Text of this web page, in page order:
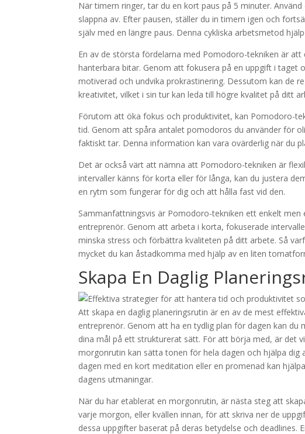
När timern ringer, tar du en kort paus på 5 minuter.
slappna av. Efter pausen, ställer du in timern igen och
själv med en längre paus. Denna cykliska arbetsmetod
En av de största fördelarna med Pomodoro-tekniken är
hanterbara bitar. Genom att fokusera på en uppgift i taget
motiverad och undvika prokrastinering. Dessutom kan de
kreativitet, vilket i sin tur kan leda till högre kvalitet på ditt
Förutom att öka fokus och produktivitet, kan Pomodoro-
tid. Genom att spåra antalet pomodoros du använder för
faktiskt tar. Denna information kan vara ovärderlig när du
Det är också värt att nämna att Pomodoro-tekniken är
intervaller känns för korta eller för långa, kan du justera
en rytm som fungerar för dig och att hålla fast vid den.
Sammanfattningsvis är Pomodoro-tekniken ett enkelt
entreprenör. Genom att arbeta i korta, fokuserade
minska stress och förbättra kvaliteten på ditt arbete. Så
mycket du kan åstadkomma med hjälp av en liten
Skapa En Daglig
Att skapa en daglig planeringsrutin är en av de mest
entreprenör. Genom att ha en tydlig plan för dagen kan
dina mål på ett strukturerat sätt. För att börja med, är det
morgonrutin kan sätta tonen för hela dagen och hjälpa
dagen med en kort meditation eller en promenad kan
dagens utmaningar.
När du har etablerat en morgonrutin, är nästa steg att
varje morgon, eller kvällen innan, för att skriva ner de
dessa uppgifter baserat på deras betydelse och